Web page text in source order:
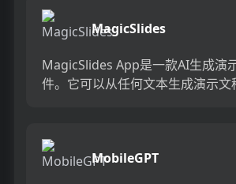
MagicSlides
MagicSlides App是一款AI生成演
件。它可以从任何文本生成演示文
MobileGPT